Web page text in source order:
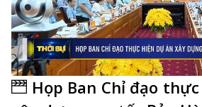
Họp Ban Chỉ đạo